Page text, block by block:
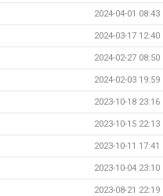
2024-04-01 08:43
2024-03-17 12:40
2024-02-27 08:50
2024-02-03 19:59
2023-10-18 23:16
2023-10-15 22:13
2023-10-11 17:41
2023-10-04 23:10
2023-08-21 22:19